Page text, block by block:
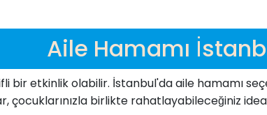
Aile Hamamı
bir etkinlik olabilir. İstanbul'da aile hamamı
çocuklarınızla birlikte rahatlayabileceğiniz